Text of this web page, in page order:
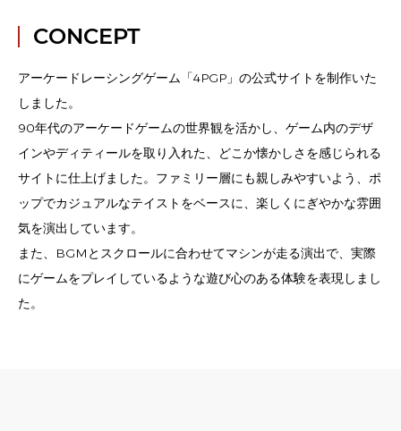
CONCEPT
アーケードレーシングゲーム「4PGP」の公式サイトを制作いた
しました。
90年代のアーケードゲームの世界観を活かし、ゲーム内のデザ
インやディティールを取り入れた、どこか懐かしさを感じられる
サイトに仕上げました。ファミリー層にも親しみやすいよう、ポ
ップでカジュアルなテイストをベースに、楽しくにぎやかな雰囲
気を演出しています。
また、BGMとスクロールに合わせてマシンが走る演出で、実際
にゲームをプレイしているような遊び心のある体験を表現しまし
た。